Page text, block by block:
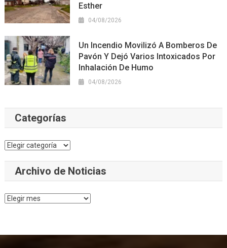
Esther
04/08/2026
Un Incendio Movilizó A Bomberos De
Pavón Y Dejó Varios Intoxicados Por
Inhalación De Humo
04/08/2026
Categorías
Categorías
Archivo de Noticias
Archivo